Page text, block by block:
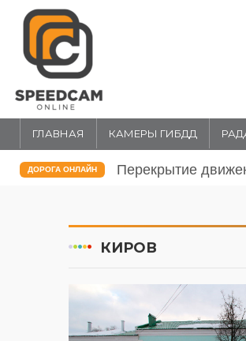
ГЛАВНАЯ КАМЕРЫ ГИБДД
ДОРОГА ОНЛАЙН Перекрытие
КИРОВ